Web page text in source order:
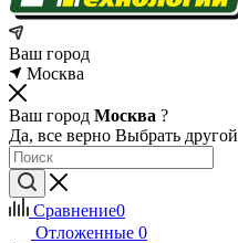
Ваш город
Москва
Ваш город Москва ?
Да, все верно Выбрать другой
Сравнение0
Отложенные 0